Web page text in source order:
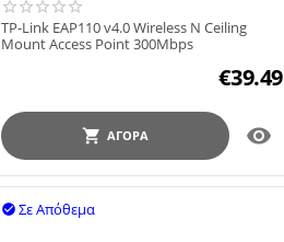
TP-Link EAP110 v4.0 Wireless N Ceiling
Mount Access Point 300Mbps
€39.49
ΑΓΟΡΆ 
Σε Απόθεμα
